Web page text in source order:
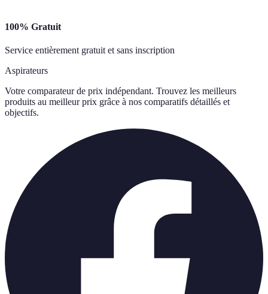
100% Gratuit
Service entièrement gratuit et sans inscription
Aspirateurs
Votre comparateur de prix indépendant. Trouvez les meilleurs
produits au meilleur prix grâce à nos comparatifs détaillés et
objectifs.